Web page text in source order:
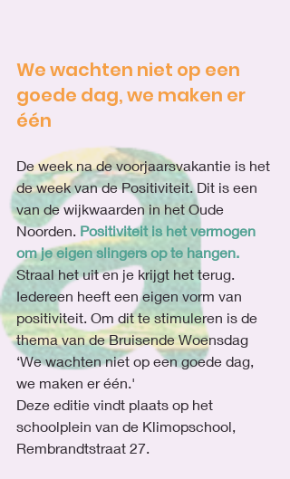
We wachten niet op een
goede dag, we maken er
één
De week na de voorjaarsvakantie is het
de week van de Positiviteit. Dit is een
van de wijkwaarden in het Oude
Noorden. Positiviteit is het vermogen
om je eigen slingers op te hangen.
Straal het uit en je krijgt het terug.
Iedereen heeft een eigen vorm van
positiviteit. Om dit te stimuleren is de
thema van de Bruisende Woensdag
‘We wachten niet op een goede dag,
we maken er één.'
Deze editie vindt plaats op het
schoolplein van de Klimopschool,
Rembrandtstraat 27.